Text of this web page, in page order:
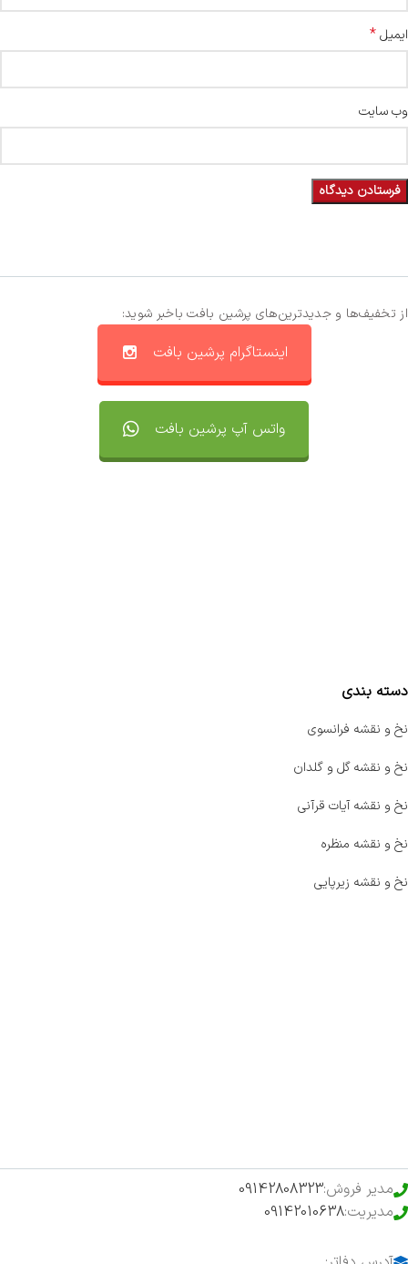
ایمیل*
وب‌ سایت
از تخفیف‌ها و جدیدترین‌های پرشین بافت باخبر شوید:
اینستاگرام پرشین بافت
واتس آپ پرشین بافت
دسته بندی
نخ و نقشه فرانسوی
نخ و نقشه گل و گلدان
نخ و نقشه آیات قرآنی
نخ و نقشه منظره
نخ و نقشه زیرپایی
مدیر فروش:09142808323
مدیریت:09142010638